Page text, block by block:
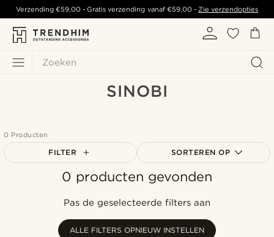
Zoeken
Verzending€59,00 - Gratis verzending vanaf €59,00- Zie verzendopties
SINOBI
0 Producten
FILTER SORTEREN OP
Populairste
Duurste
0 producten gevonden
Pas de geselecteerde filters aan
ALLE FILTERS OPNIEUW INSTELLEN